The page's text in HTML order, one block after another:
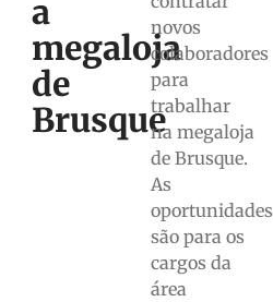
a
megaloja
de
Brusque
novos
colaboradores
para
trabalhar
na megaloja
de Brusque.
As
oportunidades
são para os
cargos da
área